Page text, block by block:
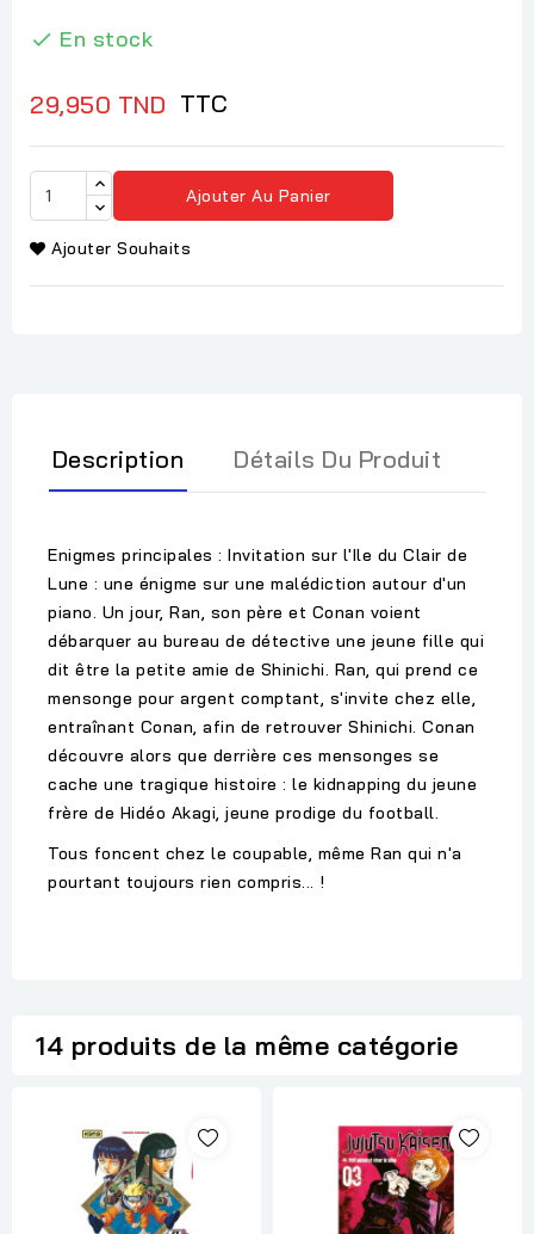
 En stock
29,950 TND TTC
Ajouter Au Panier
Ajouter Souhaits
Description Détails Du Produit
Enigmes principales : Invitation sur l'Ile du Clair de
Lune : une énigme sur une malédiction autour d'un
piano. Un jour, Ran, son père et Conan voient
débarquer au bureau de détective une jeune fille qui
dit être la petite amie de Shinichi. Ran, qui prend ce
mensonge pour argent comptant, s'invite chez elle,
entraînant Conan, afin de retrouver Shinichi. Conan
découvre alors que derrière ces mensonges se
cache une tragique histoire : le kidnapping du jeune
frère de Hidéo Akagi, jeune prodige du football.
Tous foncent chez le coupable, même Ran qui n'a
pourtant toujours rien compris... !
14 produits de la même catégorie